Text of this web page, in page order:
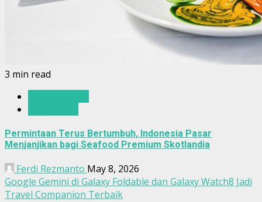
3 min read
Permintaan Terus Bertumbuh, Indonesia Pasar
Menjanjikan bagi Seafood Premium Skotlandia
Ferdi Rezmanto May 8, 2026
Google Gemini di Galaxy Foldable dan Galaxy Watch8 Jadi
Travel Companion Terbaik